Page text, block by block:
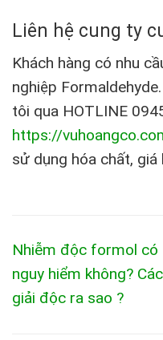
Liên hệ cung ty
Khách hàng có nhu
nghiệp
tôi qua HOTLINE
https://
sử dụng hóa chất, giá
Nhiễm độc formol có
nguy hiểm không?
giải độc ra sao ?